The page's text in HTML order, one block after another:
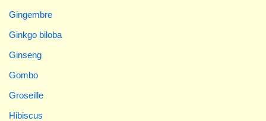
Gingembre
Ginkgo biloba
Ginseng
Gombo
Groseille
Hibiscus